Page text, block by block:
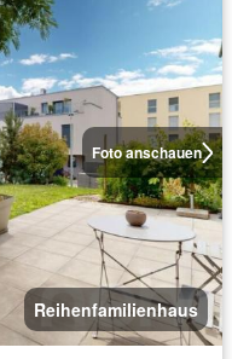
Foto anschauen
Reihenfamilienhaus